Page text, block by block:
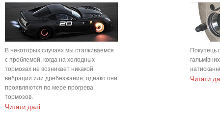
В некоторых случаях мы сталкиваемся
с проблемой, когда на холодных
тормозах не возникает никакой
вибрации или дребезжания, однако они
проявляются по мере прогрева
тормозов.
Читати далі
Покупець
Читати